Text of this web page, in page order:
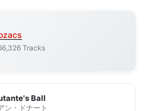
Tracks
Ball
ン・ドナート